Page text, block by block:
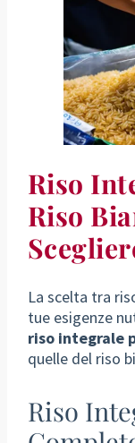
Riso
Riso
La scelta tra
tue esigenze
riso integrale
quelle del riso
Riso